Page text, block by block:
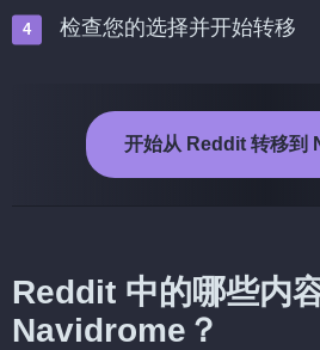
检查您的选择并开始转移
开始从 Reddit 转移到
Reddit 中的哪些内
Navidrome？